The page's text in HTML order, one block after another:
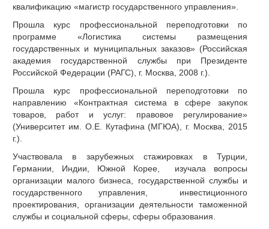
квалификацию «магистр государственного управления».
Прошла курс профессиональной переподготовки по
программе «Логистика системы размещения
государственных и муниципальных заказов» (Российская
академия государственной службы при Президенте
Российской Федерации (РАГС), г. Москва, 2008 г.).
Прошла курс профессиональной переподготовки по
направлению «Контрактная система в сфере закупок
товаров, работ и услуг: правовое регулирование»
(Университет им. О.Е. Кутафина (МГЮА), г. Москва, 2015
г.).
Участвовала в зарубежных стажировках в Турции,
Германии, Индии, Южной Корее, изучала вопросы
организации малого бизнеса, государственной службы и
государственного управления, инвестиционного
проектирования, организации деятельности таможенной
службы и социальной сферы, сферы образования.